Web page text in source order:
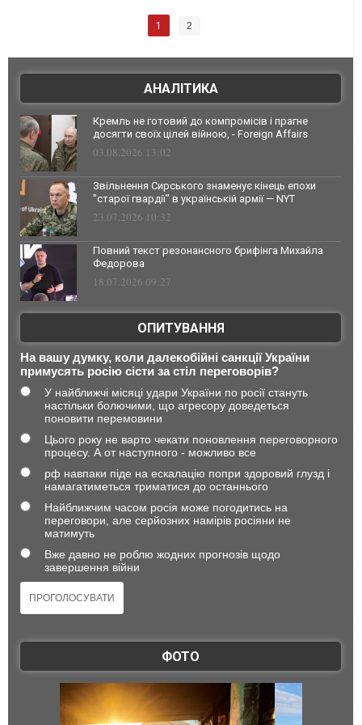
1 2
АНАЛІТИКА
Кремль не готовий до компромісів і прагне
досягти своїх цілей війною, - Foreign Affairs
03.08.2026 13:02
Звільнення Сирського знаменує кінець епохи
"старої гвардії" в українській армії — NYT
23.07.2026 10:32
Повний текст резонансного брифінга Михайла
Федорова
18.07.2026 09:27
ОПИТУВАННЯ
На вашу думку, коли далекобійні санкції України
примусять росію сісти за стіл переговорів?
У найближчі місяці удари України по росії стануть
настільки болючими, що агресору доведеться
поновити перемовини
Цього року не варто чекати поновлення переговорного
процесу. А от наступного - можливо все
рф навпаки піде на ескалацію попри здоровий глузд і
намагатиметься триматися до останнього
Найближчим часом росія може погодитись на
переговори, але серйозних намірів росіяни не
матимуть
Вже давно не роблю жодних прогнозів щодо
завершення війни
ФОТО